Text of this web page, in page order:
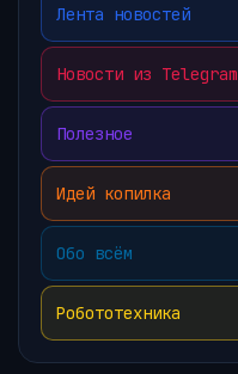
Лента новостей
Новости из Telegram
Полезное
Идей копилка
Обо всём
Робототехника